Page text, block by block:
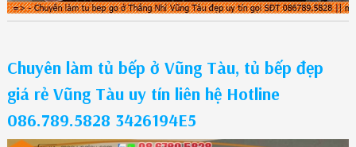
Chuyên làm tủ bếp ở Vũng Tàu, tủ bếp đẹp
giá rẻ Vũng Tàu uy tín liên hệ Hotline
086.789.5828 3426194E5